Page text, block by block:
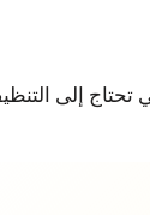
تحتاج إلى